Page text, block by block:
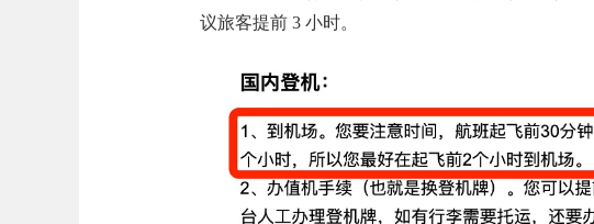
议旅客提前 3 小时。